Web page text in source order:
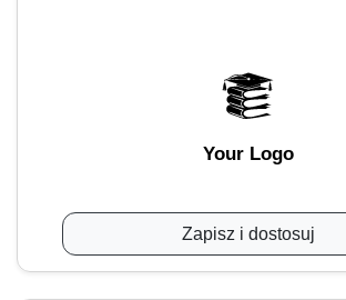
Your Logo
Zapisz i dostosuj